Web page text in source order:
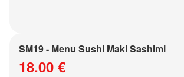
SM19 - Menu Sushi Maki Sashimi
18.00 €